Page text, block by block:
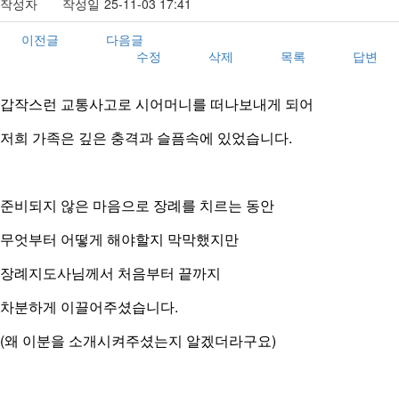
이전글
다음글
수정
삭제 목록 답변
갑작스런 교통사고로 시어머니를 떠나보내게 되어
저희 가족은 깊은 충격과 슬픔속에 있었습니다.
준비되지 않은 마음으로 장례를 치르는 동안
무엇부터 어떻게 해야할지 막막했지만
장례지도사님께서 처음부터 끝까지
차분하게 이끌어주셨습니다.
(왜 이분을 소개시켜주셨는지 알겠더라구요)